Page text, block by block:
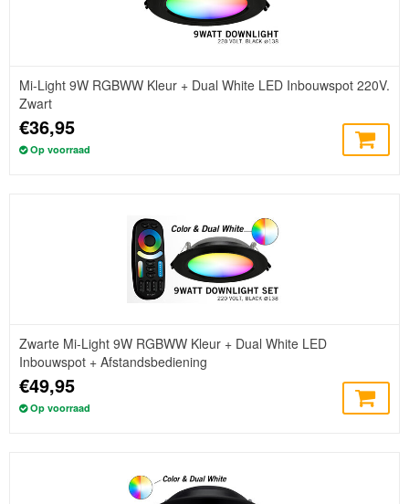
Mi-Light 9W RGBWW Kleur + Dual White LED Inbouwspot 220V.
Zwart
€36,95
Op voorraad
Zwarte Mi-Light 9W RGBWW Kleur + Dual White LED
Inbouwspot + Afstandsbediening
€49,95
Op voorraad